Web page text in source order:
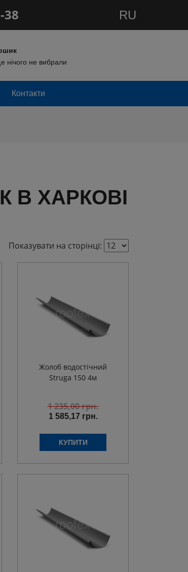
38 RU
нічого не вибрали
Контакти
В ХАРКОВІ
Показувати на сторінці:
Жолоб водостічний
Struga 150 4м
1 235,00грн.
1 585,17 грн.